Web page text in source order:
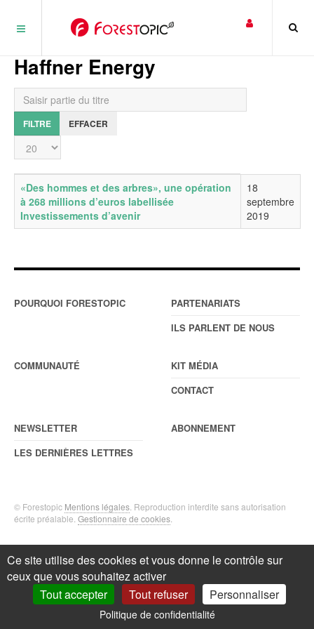
Haffner Energy
Saisir partie du titre
FILTRE EFFACER
Affichage #
Titre Date de publication
«Des hommes et des arbres», une opération
à 268 millions d’euros labellisée
Investissements d’avenir
18
septembre
2019
POURQUOI FORESTOPIC
PARTENARIATS
ILS PARLENT DE NOUS
COMMUNAUTÉ
KIT MÉDIA
CONTACT
NEWSLETTER
LES DERNIÈRES LETTRES
ABONNEMENT
© Forestopic Mentions légales . Reproduction interdite sans autorisation
écrite préalable. Gestionnaire de cookies
Ce site utilise des cookies et vous donne le contrôle sur
ceux que vous souhaitez activer
Tout accepter
Tout refuser Personnaliser
Politique de confidentialité